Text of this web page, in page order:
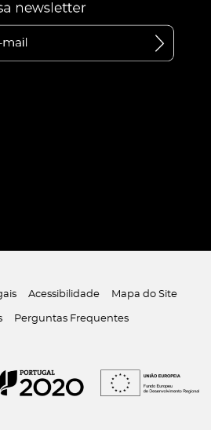
Acessibilidade Mapa do Site
Perguntas Frequentes